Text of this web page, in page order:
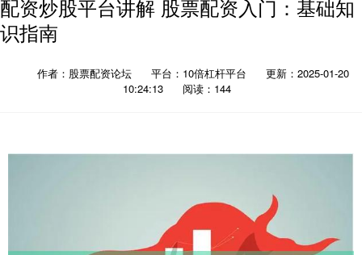
配资炒股平台讲解 股票配资入门：基础知
识指南
作者：股票配资论坛 平台：10倍杠杆平台
更新：2025-01-20
10:24:13
阅读：144